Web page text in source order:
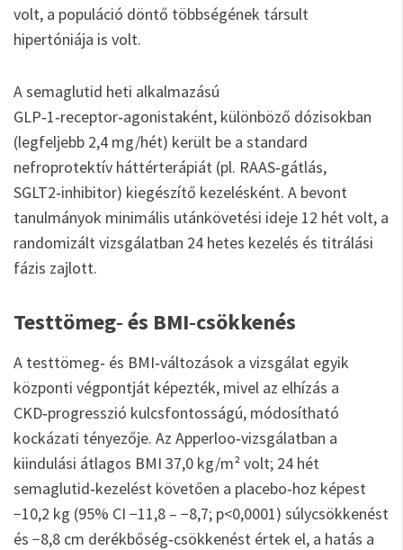
volt, a populáció döntő többségének társult
hipertóniája is volt.
A semaglutid heti alkalmazású
GLP‑1‑receptor‑agonistaként, különböző dózisokban
(legfeljebb 2,4 mg/hét) került be a standard
nefroprotektív háttérterápiát (pl. RAAS‑gátlás,
SGLT2‑inhibitor) kiegészítő kezelésként. A bevont
tanulmányok minimális utánkövetési ideje 12 hét volt, a
randomizált vizsgálatban 24 hetes kezelés és titrálási
fázis zajlott.
Testtömeg‑ és BMI‑csökkenés
A testtömeg‑ és BMI‑változások a vizsgálat egyik
központi végpontját képezték, mivel az elhízás a
CKD‑progresszió kulcsfontosságú, módosítható
kockázati tényezője. Az Apperloo‑vizsgálatban a
kiindulási átlagos BMI 37,0 kg/m² volt; 24 hét
semaglutid‑kezelést követően a placebo‑hoz képest
−10,2 kg (95% CI −11,8 – −8,7; p<0,0001) súlycsökkenést
és −8,8 cm derékbőség‑csökkenést értek el, a hatás a